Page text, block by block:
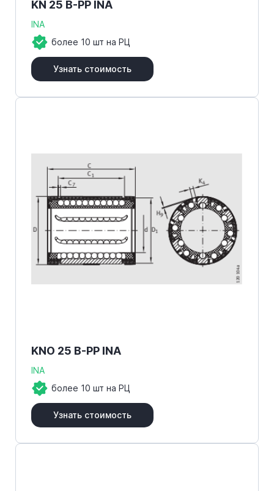
KN 25 B-PP INA
INA
более 10 шт на РЦ
Узнать стоимость
KNO 25 B-PP INA
INA
более 10 шт на РЦ
Узнать стоимость